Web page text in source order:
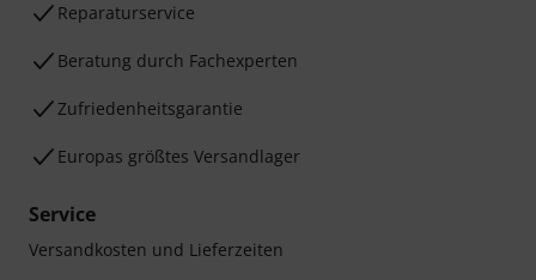
Reparaturservice
Beratung durch Fachexperten
Zufriedenheitsgarantie
Europas größtes Versandlager
Service
Versandkosten und Lieferzeiten